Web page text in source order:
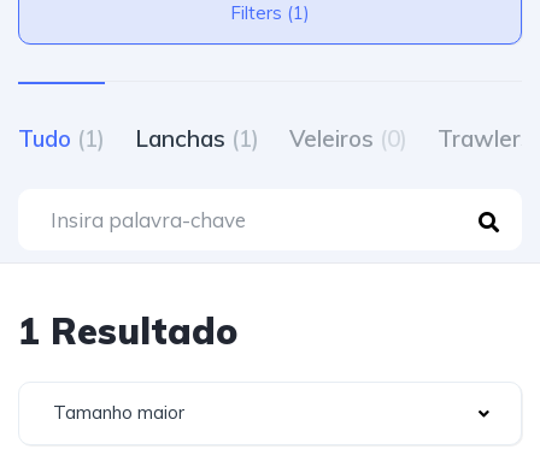
Filters (1)
Tudo (1) Lanchas (1) Veleiros (0) Trawlers
1 Resultado
Tamanho maior